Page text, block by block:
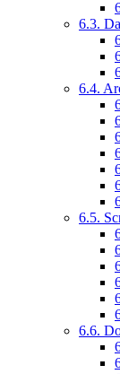
6.3.
6.4.
6.5.
6.6.